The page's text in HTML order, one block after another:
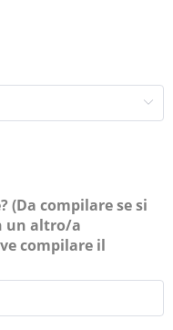
(Da compilare se si
un altro/a
compilare il